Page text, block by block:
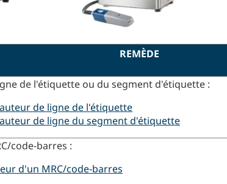
REMÈDE
de l'étiquette ou du segment d'étiquette :
de ligne de l'étiquette
de ligne du segment d'étiquette
code-barres :
d'un MRC/code-barres